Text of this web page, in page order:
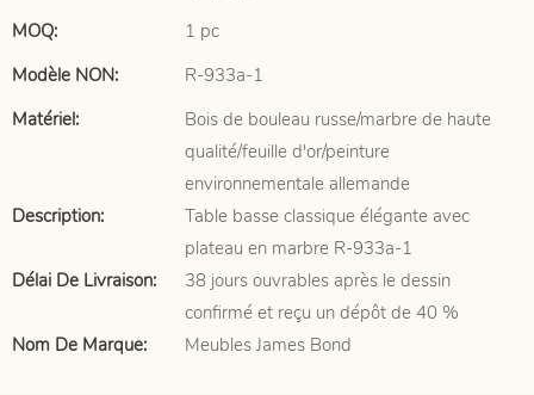
MOQ:
1 pc
Modèle NON:
R-933a-1
Matériel:
Bois de bouleau russe/marbre de haute
qualité/feuille d'or/peinture
environnementale allemande
Description:
Table basse classique élégante avec
plateau en marbre R-933a-1
Délai De Livraison:
38 jours ouvrables après le dessin
confirmé et reçu un dépôt de 40 %
Nom De Marque:
Meubles James Bond